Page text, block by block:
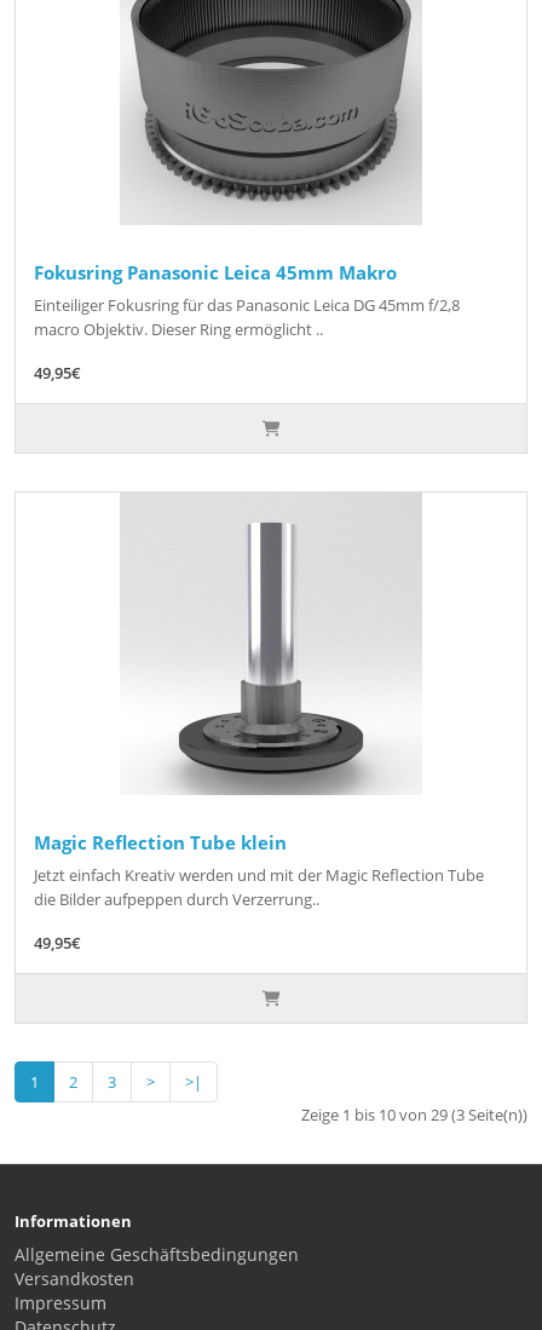
Fokusring Panasonic Leica 45mm Makro
Einteiliger Fokusring für das Panasonic Leica DG 45mm f/2,8
macro Objektiv. Dieser Ring ermöglicht ..
49,95€
Magic Reflection Tube klein
Jetzt einfach Kreativ werden und mit der Magic Reflection Tube
die Bilder aufpeppen durch Verzerrung..
49,95€
1 2 3 >
>|
Zeige 1 bis 10 von 29 (3 Seite(n))
Informationen
Allgemeine Geschäftsbedingungen
Versandkosten
Impressum